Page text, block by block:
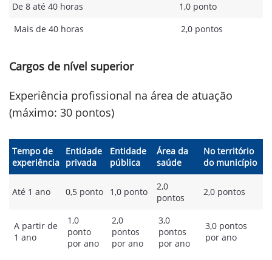
De 8 até 40 horas
1,0 ponto
Mais de 40 horas
2,0 pontos
Cargos de nível superior
Experiência profissional na área de atuação
(máximo: 30 pontos)
Tempo de
experiência
Entidade
privada
Entidade
pública
Área da
saúde
No território
do município
Até 1 ano 0,5 ponto 1,0 ponto
2,0
pontos
2,0 pontos
A partir de
1 ano
1,0
ponto
por ano
2,0
pontos
por ano
3,0
pontos
por ano
3,0 pontos
por ano